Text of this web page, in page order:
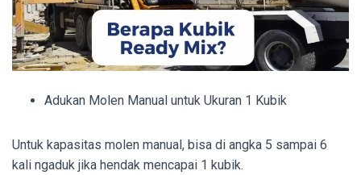
Adukan Molen Manual untuk Ukuran 1 Kubik
Untuk kapasitas molen manual, bisa di angka 5 sampai 6
kali ngaduk jika hendak mencapai 1 kubik.